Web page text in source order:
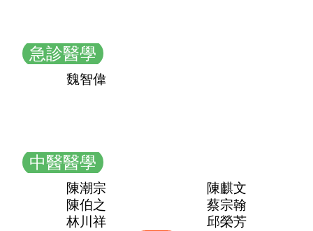
急診醫學
魏智偉
中醫醫學
陳潮宗
陳麒文
陳伯之
蔡宗翰
林川祥
邱榮芳